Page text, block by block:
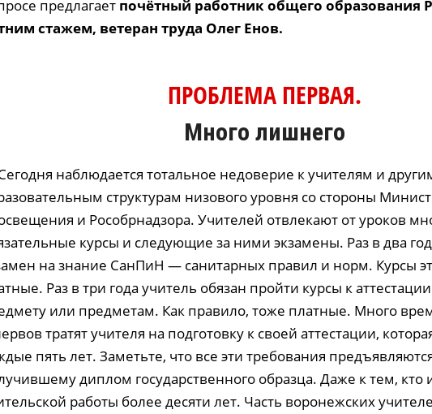
предлагает почётный работник общего образования
стажем, ветеран труда Олег Енов.
ПРОБЛЕМА ПЕРВАЯ.
Много лишнего
наблюдается тотальное недоверие к учителям и
структурам низового уровня со стороны
и Рособрнадзора. Учителей отвлекают от уроков
курсы и следующие за ними экзамены. Раз в два
на знание СанПиН — санитарных правил и норм. Курсы
Раз в три года учитель обязан пройти курсы к
или предметам. Как правило, тоже платные. Много
тратят учителя на подготовку к своей аттестации,
пять лет. Заметьте, что все эти требования
диплом государственного образца. Даже к тем, кто
работы более десяти лет. Часть воронежских